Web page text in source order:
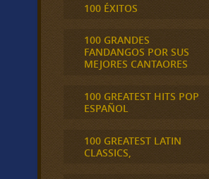
100 ÉXITOS
100 GRANDES
FANDANGOS POR SUS
MEJORES CANTAORES
100 GREATEST HITS POP
ESPAÑOL
100 GREATEST LATIN
CLASSICS,